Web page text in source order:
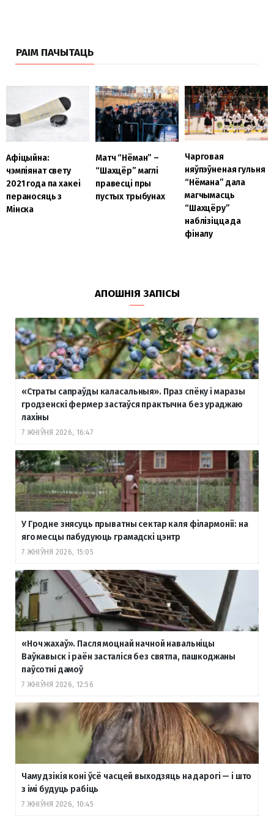
РАІМ ПАЧЫТАЦЬ
Афіцыйна:
чэмпіянат свету
2021 года па хакеі
пераносяць з
Мінска
Матч “Нёман” –
“Шахцёр” маглі
правесці пры
пустых трыбунах
Чарговая
няўпэўненая гульня
“Нёмана” дала
магчымасць
“Шахцёру”
наблізіцца да
фіналу
АПОШНІЯ ЗАПІСЫ
«Страты сапраўды каласальныя». Праз спёку і маразы
гродзенскі фермер застаўся практычна без ураджаю
лахіны
7 ЖНІЎНЯ 2026, 16:47
У Гродне знясуць прыватны сектар каля філармоніі: на
яго месцы пабудуюць грамадскі цэнтр
7 ЖНІЎНЯ 2026, 15:05
«Ноч жахаў». Пасля моцнай начной навальніцы
Ваўкавыск і раён засталіся без святла, пашкоджаны
паўсотні дамоў
7 ЖНІЎНЯ 2026, 12:56
Чаму дзікія коні ўсё часцей выходзяць на дарогі — і што
з імі будуць рабіць
7 ЖНІЎНЯ 2026, 10:45